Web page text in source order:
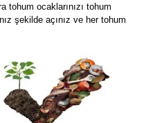
tohum ocaklarınızı tohum
şekilde açınız ve her tohum